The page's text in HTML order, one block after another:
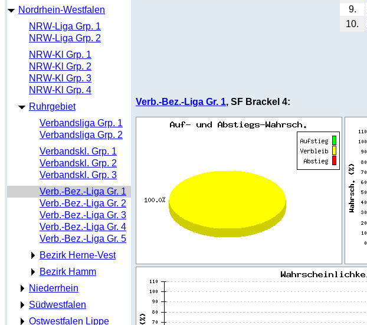
Nordrhein-Westfalen
NRW-Liga Grp. 1
NRW-Liga Grp. 2
NRW-Kl Grp. 1
NRW-Kl Grp. 2
NRW-Kl Grp. 3
NRW-Kl Grp. 4
Ruhrgebiet
Verbandsliga Grp. 1
Verbandsliga Grp. 2
Verbandskl. Grp. 1
Verbandskl. Grp. 2
Verbandskl. Grp. 3
Verb.-Bez.-Liga Gr. 1
Verb.-Bez.-Liga Gr. 2
Verb.-Bez.-Liga Gr. 3
Verb.-Bez.-Liga Gr. 4
Verb.-Bez.-Liga Gr. 5
Bezirk Herne-Vest
Bezirk Hamm
Niederrhein
Südwestfalen
Ostwestfalen Lippe
9.
10.
Verb.-Bez.-Liga Gr. 1, SF Brackel 4: